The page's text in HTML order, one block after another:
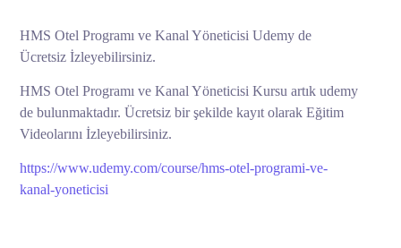
HMS Otel Programı ve Kanal Yöneticisi Udemy de
Ücretsiz İzleyebilirsiniz.
HMS Otel Programı ve Kanal Yöneticisi Kursu artık udemy
de bulunmaktadır. Ücretsiz bir şekilde kayıt olarak Eğitim
Videolarını İzleyebilirsiniz.
https://www.udemy.com/course/hms-otel-programi-ve-
kanal-yoneticisi